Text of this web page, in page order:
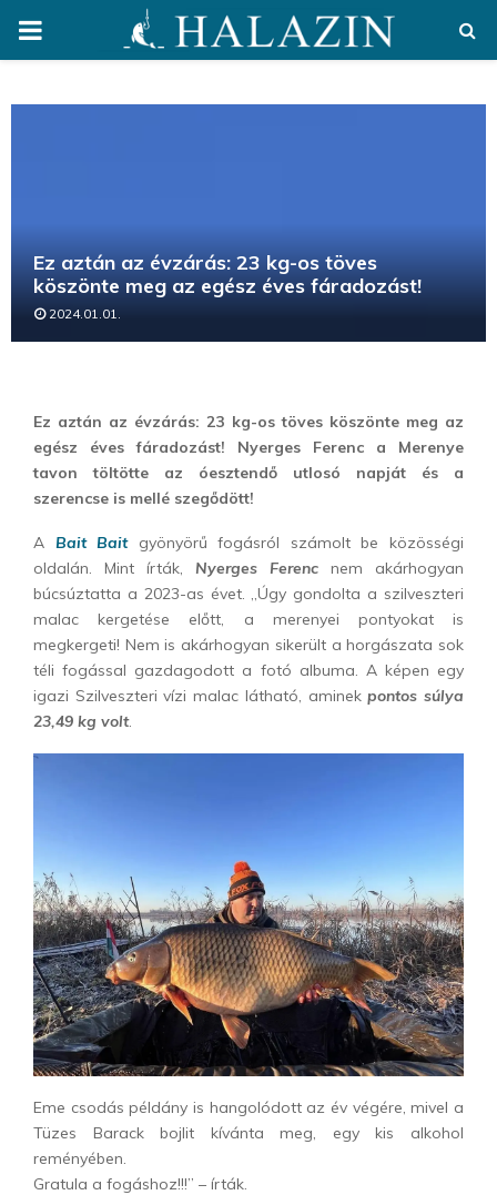
PRIMARY
Ez aztán az évzárás: 23 kg-os töves
köszönte meg az egész éves fáradozást!
2024.01.01.
Ez aztán az évzárás: 23 kg-os töves köszönte meg az
egész éves fáradozást! Nyerges Ferenc a Merenye
tavon töltötte az óesztendő utlosó napját és a
szerencse is mellé szegődött!
A Bait Bait
gyönyörű fogásról számolt be közösségi
oldalán. Mint írták, Nyerges Ferenc nem akárhogyan
búcsúztatta a 2023-as évet. „Úgy gondolta a szilveszteri
malac kergetése előtt, a merenyei pontyokat is
megkergeti! Nem is akárhogyan sikerült a horgászata sok
téli fogással gazdagodott a fotó albuma. A képen egy
igazi Szilveszteri vízi malac látható, aminekpontos súlya
23,49 kg volt.
Eme csodás példány is hangolódott az év végére, mivel a
Tüzes Barack bojlit kívánta meg, egy kis alkohol
reményében.
Gratula a fogáshoz!!!” – írták.